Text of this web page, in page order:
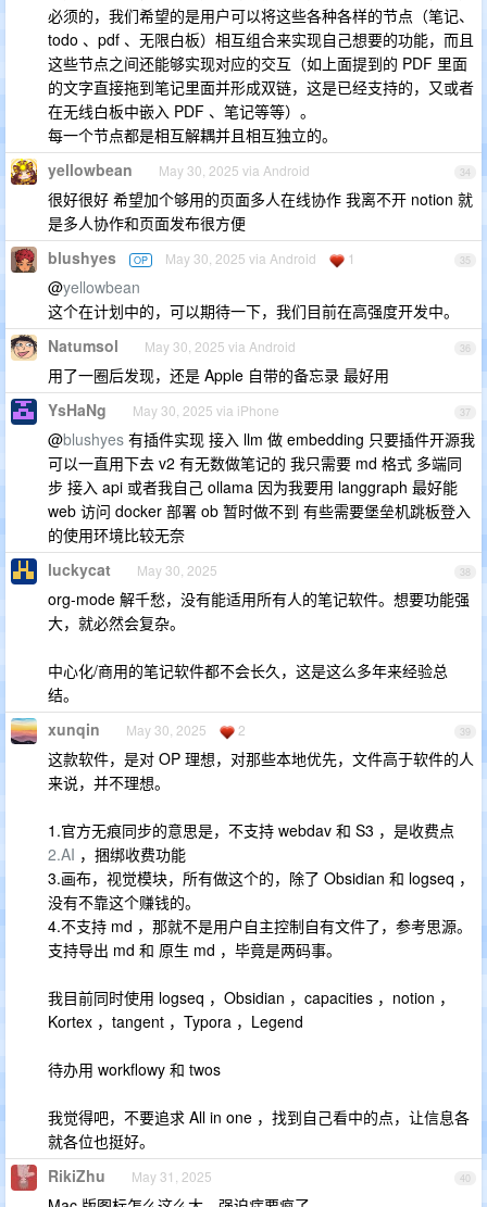
必须的，我们希望的是用户可以将这些各种各样的节点（笔记、
todo 、pdf 、无限白板）相互组合来实现自己想要的功能，而且
这些节点之间还能够实现对应的交互（如上面提到的 PDF 里面
的文字直接拖到笔记里面并形成双链，这是已经支持的，又或者
在无线白板中嵌入 PDF 、笔记等等）。
每一个节点都是相互解耦并且相互独立的。
34
yellowbean May 30, 2025 via Android
很好很好 希望加个够用的页面多人在线协作 我离不开 notion 就
是多人协作和页面发布很方便
35
blushyes OP May 30, 2025 via Android 1
@yellowbean
这个在计划中的，可以期待一下，我们目前在高强度开发中。
36
Natumsol May 30, 2025 via Android
用了一圈后发现，还是 Apple 自带的备忘录 最好用
37
YsHaNg May 30, 2025 via iPhone
@blushyes 有插件实现 接入 llm 做 embedding 只要插件开源我
可以一直用下去 v2 有无数做笔记的 我只需要 md 格式 多端同
步 接入 api 或者我自己 ollama 因为我要用 langgraph 最好能
web 访问 docker 部署 ob 暂时做不到 有些需要堡垒机跳板登入
的使用环境比较无奈
38
luckycat May 30, 2025
org-mode 解千愁，没有能适用所有人的笔记软件。想要功能强
大，就必然会复杂。
中心化/商用的笔记软件都不会长久，这是这么多年来经验总
结。
39
xunqin May 30, 2025 2
这款软件，是对 OP 理想，对那些本地优先，文件高于软件的人
来说，并不理想。
1.官方无痕同步的意思是，不支持 webdav 和 S3 ，是收费点
2.AI ，捆绑收费功能
3.画布，视觉模块，所有做这个的，除了 Obsidian 和 logseq ，
没有不靠这个赚钱的。
4.不支持 md ，那就不是用户自主控制自有文件了，参考思源。
支持导出 md 和 原生 md ，毕竟是两码事。
我目前同时使用 logseq ，Obsidian ，capacities ，notion ，
Kortex ，tangent ，Typora ，Legend
待办用 workflowy 和 twos
我觉得吧，不要追求 All in one ，找到自己看中的点，让信息各
就各位也挺好。
40
RikiZhu May 31, 2025